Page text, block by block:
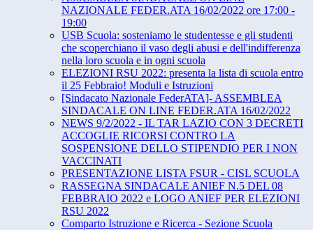
NAZIONALE FEDER.ATA 16/02/2022 ore 17:00 -
19:00
USB Scuola: sosteniamo le studentesse e gli studenti
che scoperchiano il vaso degli abusi e dell'indifferenza
nella loro scuola e in ogni scuola
ELEZIONI RSU 2022: presenta la lista di scuola entro
il 25 Febbraio! Moduli e Istruzioni
[Sindacato Nazionale FederATA]- ASSEMBLEA
SINDACALE ON LINE FEDER.ATA 16/02/2022
NEWS 9/2/2022 - IL TAR LAZIO CON 3 DECRETI
ACCOGLIE RICORSI CONTRO LA
SOSPENSIONE DELLO STIPENDIO PER I NON
VACCINATI
PRESENTAZIONE LISTA FSUR - CISL SCUOLA
RASSEGNA SINDACALE ANIEF N.5 DEL 08
FEBBRAIO 2022 e LOGO ANIEF PER ELEZIONI
RSU 2022
Comparto Istruzione e Ricerca - Sezione Scuola